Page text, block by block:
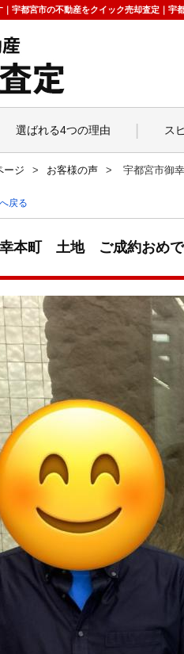
都宮市の不動産をクイック売却査定｜宇
選ばれる4つの理由 ス
ージ お客様の声 宇都宮市御
戻る
本町 土地 ご成約おめで